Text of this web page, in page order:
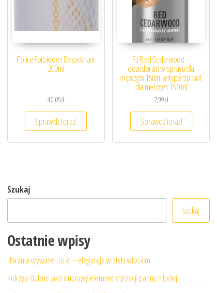
Police Forbidden Dezodorant
200ml
40,05zł
Sprawdź teraz!
Fa Red Cedarwood –
dezodorant w sprayu dla
mężczyzn 150ml antyperspirant
dla mężczyzn 150 ml
7,99zł
Sprawdź teraz!
Szukaj
Szukaj
Ostatnie wpisy
Ubrania używane Liu Jo – elegancja w stylu włoskim
Kolczyki ślubne jako kluczowy element stylizacji panny młodej